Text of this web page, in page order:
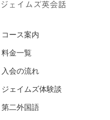
コース案内
料金一覧
入会の流れ
ジェイムズ体験談
第二外国語